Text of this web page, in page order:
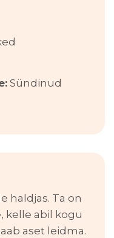
Sündinud
haldjas. Ta on
kelle abil kogu
aset leidma.